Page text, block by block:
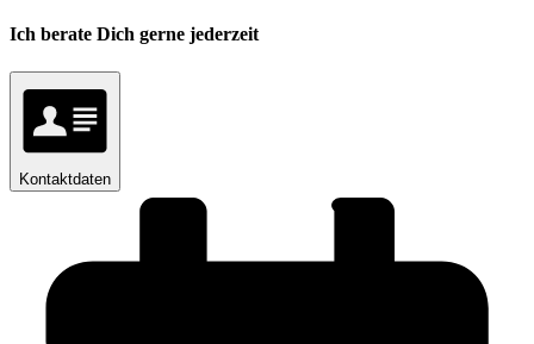
Ich berate Dich gerne jederzeit
Kontaktdaten